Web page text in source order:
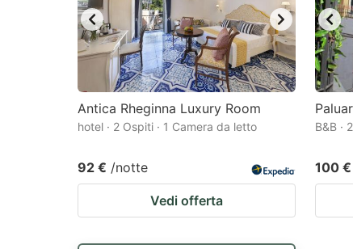
Antica Rheginna Luxury Room
hotel · 2 Ospiti · 1 Camera da letto
92 € /notte
Vedi offerta
B&B ·
100 €